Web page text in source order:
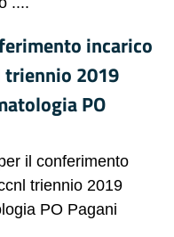
incarico
2019
PO
il conferimento
triennio 2019
PO Pagani